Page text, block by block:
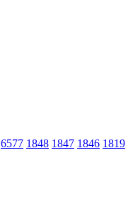
6577 1848 1847 1846 1819